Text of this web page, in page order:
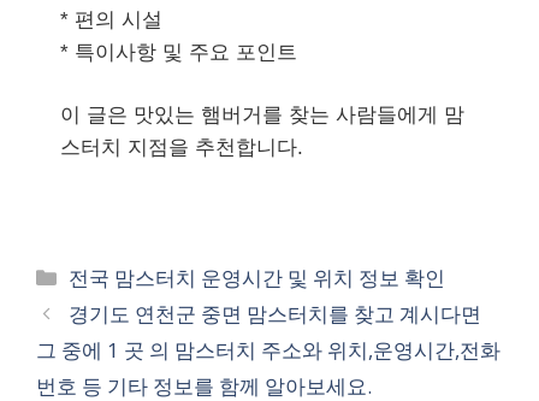
* 편의 시설
* 특이사항 및 주요 포인트
이 글은 맛있는 햄버거를 찾는 사람들에게 맘
스터치 지점을 추천합니다.
카
테
고
리
전국 맘스터치 운영시간 및 위치 정보 확인
경기도 연천군 중면 맘스터치를 찾고 계시다면
그 중에 1 곳 의 맘스터치 주소와 위치,운영시간,전화
번호 등 기타 정보를 함께 알아보세요.